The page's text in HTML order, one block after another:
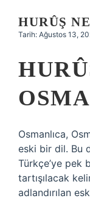
HURÛŞ
Tarih: Ağustos 13,
Osmanlıca,
eski bir dil. Bu
Türkçe’ye pek
tartışılacak
adlandırılan